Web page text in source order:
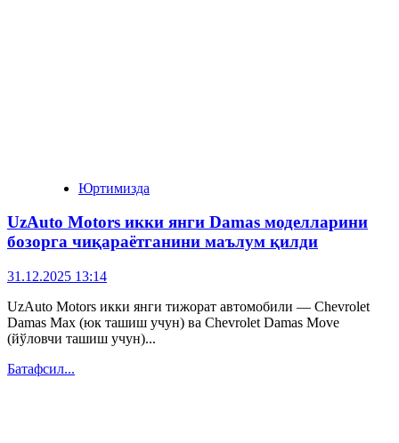
Юртимизда
UzAuto Motors икки янги Damas моделларини
бозорга чиқараётганини маълум қилди
31.12.2025 13:14
UzAuto Motors икки янги тижорат автомобили — Chevrolet
Damas Max (юк ташиш учун) ва Chevrolet Damas Move
(йўловчи ташиш учун)...
Батафсил...